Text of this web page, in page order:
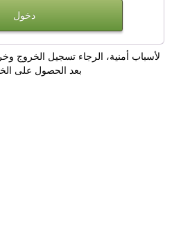
لأسباب أمنية، الرجاء تسجيل الخروج
بعد الحصول على